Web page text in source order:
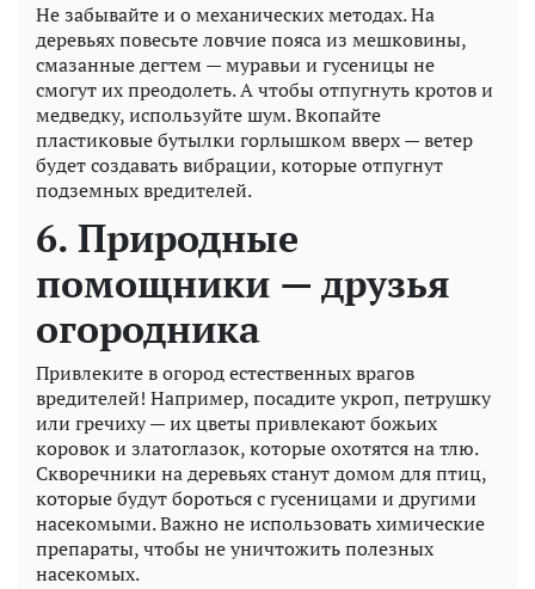
Не забывайте и о механических методах. На
деревьях повесьте ловчие пояса из мешковины,
смазанные дегтем — муравьи и гусеницы не
смогут их преодолеть. А чтобы отпугнуть кротов и
медведку, используйте шум. Вкопайте
пластиковые бутылки горлышком вверх — ветер
будет создавать вибрации, которые отпугнут
подземных вредителей.
6. Природные
помощники — друзья
огородника
Привлеките в огород естественных врагов
вредителей! Например, посадите укроп, петрушку
или гречиху — их цветы привлекают божьих
коровок и златоглазок, которые охотятся на тлю.
Скворечники на деревьях станут домом для птиц,
которые будут бороться с гусеницами и другими
насекомыми. Важно не использовать химические
препараты, чтобы не уничтожить полезных
насекомых.